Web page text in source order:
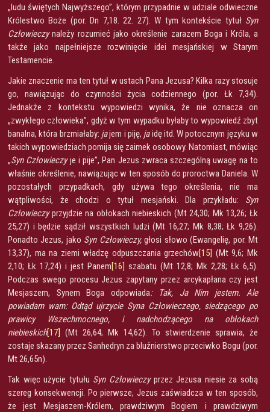
„ludu świętych Najwyższego”, którym przypadnie w udziale odwieczne
Królestwo Boże (por. Dn 7,18. 22. 27). W tym kontekście tytuł Syn
Człowieczynależy rozumieć jako określenie zarazem Boga i Króla, a
także jako najpełniejsze rozwinięcie idei mesjańskiej w Starym
Testamencie.
Jakie znaczenie ma ten tytuł w ustach Pana Jezusa? Kilka razy stosuje
go, nawiązując do czynności życia codziennego (por. Łk 7,34).
Jednakże z kontekstu wypowiedzi wynika, że nie oznacza on
„zwykłego człowieka”, gdyż w tym wypadku byłaby to wypowiedź zbyt
banalna, która brzmiałaby: jajem i piję, jaidę itd. W potocznym języku w
takich wypowiedziach pomija się zaimek osobowy. Natomiast, mówiąc
„Syn Człowieczyje i pije”, Pan Jezus zwraca szczególną uwagę na to
właśnie określenie, nawiązując w ten sposób do proroctwa Daniela. W
pozostałych przypadkach, gdy używa tego określenia, nie ma
wątpliwości, że chodzi o tytuł mesjański. Dla przykładu: Syn
Człowieczyprzyjdzie na obłokach niebieskich (Mt 24,30; Mk 13,26; Łk
25,27) i będzie sądził wszystkich ludzi (Mt 16,27; Mk 8,38; Łk 9,26).
Ponadto Jezus, jako Syn Człowieczy,głosi słowo (Ewangelię, por. Mt
13,37), ma na ziemi władzę odpuszczania grzechów[15] (Mt 9,6; Mk
2,10; Łk 17,24) i jest Panem[16] szabatu (Mt 12,8; Mk 2,28; Łk 6,5).
Podczas swego procesu Jezus zapytany przez arcykapłana czy jest
Mesjaszem, Synem Boga odpowiada: Tak, Ja Nim jestem. Ale
powiadam wam: Odtąd ujrzycie Syna Człowieczego, siedzącego po
prawicy Wszechmocnego, i nadchodzącego na obłokach
niebieskich[17] (Mt 26,64; Mk 14,62). To stwierdzenie sprawia, że
zostaje skazany przez Sanhedryn za bluźnierstwo przeciwko Bogu (por.
Mt 26,65n).
Tak więc użycie tytułu Syn Człowieczy przez Jezusa niesie za sobą
szereg konsekwencji. Po pierwsze, Jezus zaświadcza w ten sposób,
że jest Mesjaszem-Królem, prawdziwym Bogiem i prawdziwym